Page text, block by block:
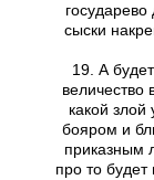
сыски
19. А
величество
какой
бояром и
приказным
про то